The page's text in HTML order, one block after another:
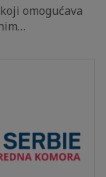
omogućava